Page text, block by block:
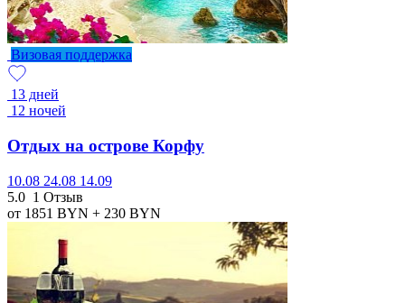
Визовая поддержка
13 дней
12 ночей
Отдых на острове Корфу
10.08 24.08 14.09
5.0 1 Отзыв
от 1851 BYN + 230 BYN